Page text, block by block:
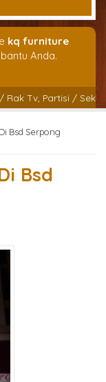
kq furniture
Anda.
Tv, Partisi / Sekat
Bsd Serpong
Bsd